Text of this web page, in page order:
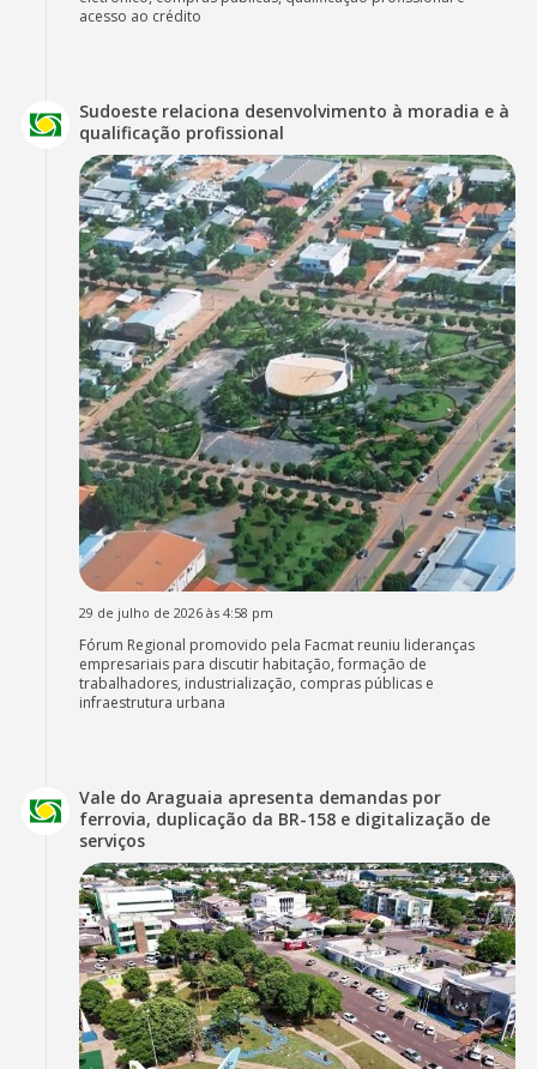
acesso ao crédito
Sudoeste relaciona desenvolvimento à moradia e à
qualificação profissional
29 de julho de 2026 às 4:58 pm
Fórum Regional promovido pela Facmat reuniu lideranças
empresariais para discutir habitação, formação de
trabalhadores, industrialização, compras públicas e
infraestrutura urbana
Vale do Araguaia apresenta demandas por
ferrovia, duplicação da BR-158 e digitalização de
serviços